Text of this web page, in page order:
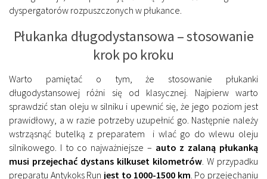
dyspergatorów rozpuszczonych w płukance.
Płukanka długodystansowa – stosowanie
krok po kroku
Warto pamiętać o tym, że stosowanie płukanki
długodystansowej różni się od klasycznej. Najpierw warto
sprawdzić stan oleju w silniku i upewnić się, że jego poziom jest
prawidłowy, a w razie potrzeby uzupełnić go. Następnie należy
wstrząsnąć butelką z preparatem i wlać go do wlewu oleju
silnikowego. I to co najważniejsze – auto z zalaną płukanką
musi przejechać dystans kilkuset kilometrów. W przypadku
preparatu Antykoks Run jest to 1000-1500 km. Po przejechaniu